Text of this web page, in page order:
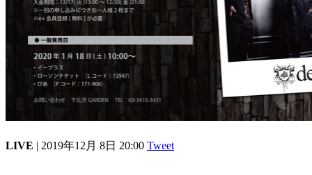
LIVE | 2019年12月 8日 20:00 Tweet